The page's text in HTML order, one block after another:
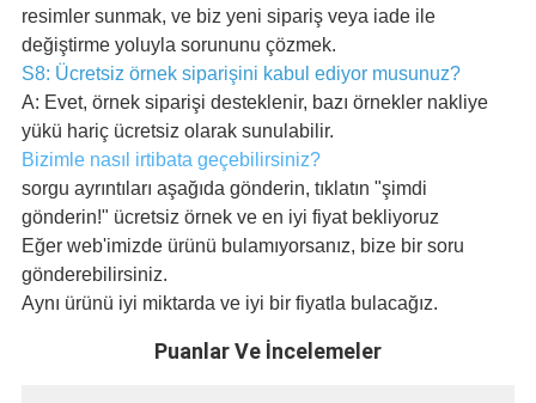
resimler sunmak, ve biz yeni sipariş veya iade ile
değiştirme yoluyla sorununu çözmek.
S8: Ücretsiz örnek siparişini kabul ediyor musunuz?
A: Evet, örnek siparişi desteklenir, bazı örnekler nakliye
yükü hariç ücretsiz olarak sunulabilir.
Bizimle nasıl irtibata geçebilirsiniz?
sorgu ayrıntıları aşağıda gönderin, tıklatın "şimdi
gönderin!" ücretsiz örnek ve en iyi fiyat bekliyoruz
Eğer web'imizde ürünü bulamıyorsanız, bize bir soru
gönderebilirsiniz.
Aynı ürünü iyi miktarda ve iyi bir fiyatla bulacağız.
Puanlar Ve İncelemeler